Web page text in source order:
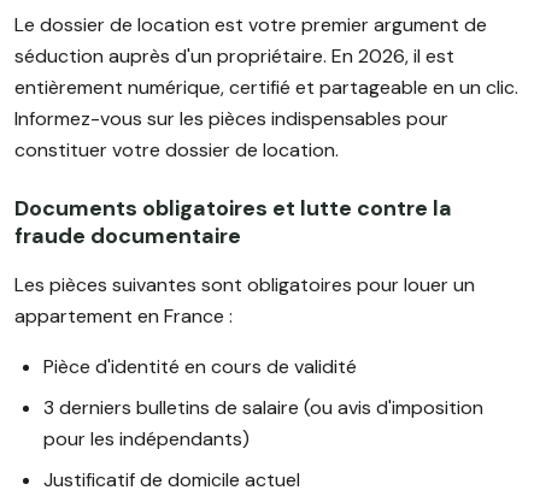
Le dossier de location est votre premier argument de
séduction auprès d'un propriétaire. En 2026, il est
entièrement numérique, certifié et partageable en un clic.
Informez-vous sur les pièces indispensables pour
constituer votre dossier de location.
Documents obligatoires et lutte contre la
fraude documentaire
Les pièces suivantes sont obligatoires pour louer un
appartement en France :
Pièce d'identité en cours de validité
3 derniers bulletins de salaire (ou avis d'imposition
pour les indépendants)
Justificatif de domicile actuel